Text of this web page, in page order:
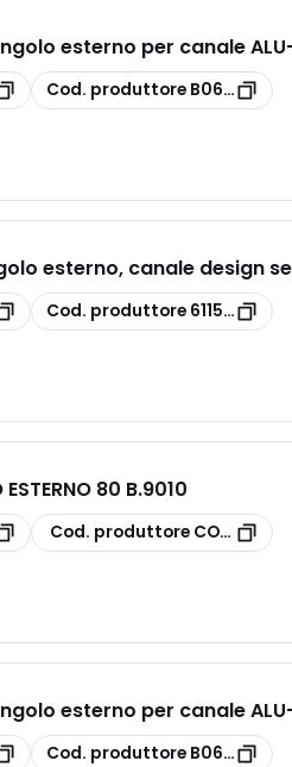
esterno per canale
copia
Cod. produttore B06419
esterno, canale design
copia
Cod. produttore 6115789
ESTERNO 80 B.9010
copia
Cod. produttore CONAE80
esterno per canale
copia
Cod. produttore B06420